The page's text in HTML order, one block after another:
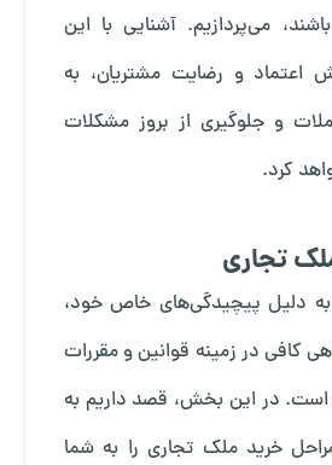
می‌پردازیم. آشنایی با این
اعتماد و رضایت مشتریان، به
و جلوگیری از بروز مشکلات
کرد.
تجاری
دلیل پیچیدگی‌های خاص خود،
کافی در زمینه قوانین و مقررات
است. در این بخش، قصد داریم به
خرید ملک تجاری را به شما